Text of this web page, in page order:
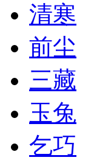
清寒
前尘
三藏
玉兔
乞巧